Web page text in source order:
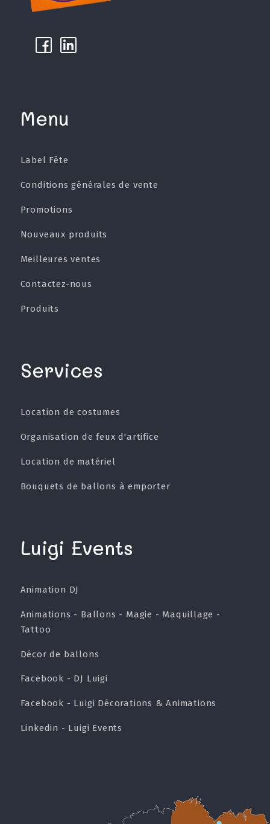
k µ
Menu
Label Fête
Conditions générales de vente
Promotions
Nouveaux produits
Meilleures ventes
Contactez-nous
Produits
Services
Location de costumes
Organisation de feux d'artifice
Location de matériel
Bouquets de ballons à emporter
Luigi Events
Animation DJ
Animations - Ballons - Magie - Maquillage -
Tattoo
Décor de ballons
Facebook - DJ Luigi
Facebook - Luigi Décorations & Animations
Linkedin - Luigi Events